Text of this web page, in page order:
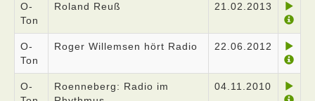
O-
Ton
Roland Reuß 21.02.2013
O-
Ton
Roger Willemsen hört Radio 22.06.2012
O-
Roenneberg: Radio im
04.11.2010